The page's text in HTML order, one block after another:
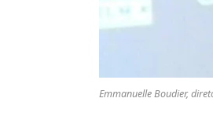
Emmanuelle Boudier,